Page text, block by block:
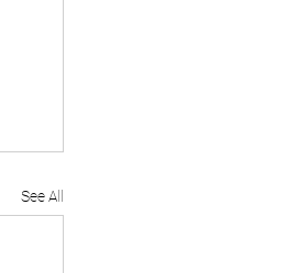
See All